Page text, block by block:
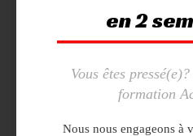
en 2
Vous êtes
formation
Nous nous engageons à